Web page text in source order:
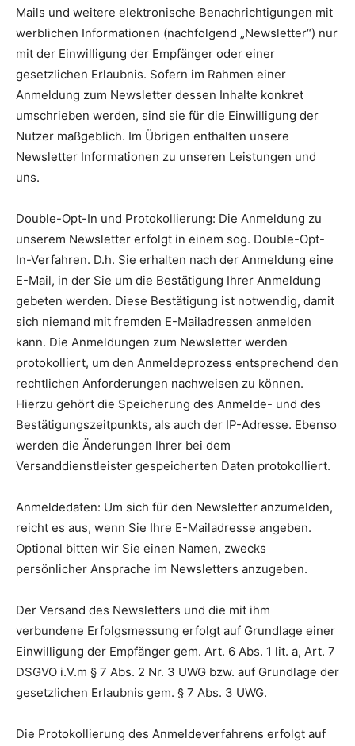
Mails und weitere elektronische Benachrichtigungen mit
werblichen Informationen (nachfolgend „Newsletter“) nur
mit der Einwilligung der Empfänger oder einer
gesetzlichen Erlaubnis. Sofern im Rahmen einer
Anmeldung zum Newsletter dessen Inhalte konkret
umschrieben werden, sind sie für die Einwilligung der
Nutzer maßgeblich. Im Übrigen enthalten unsere
Newsletter Informationen zu unseren Leistungen und
uns.
Double-Opt-In und Protokollierung: Die Anmeldung zu
unserem Newsletter erfolgt in einem sog. Double-Opt-
In-Verfahren. D.h. Sie erhalten nach der Anmeldung eine
E-Mail, in der Sie um die Bestätigung Ihrer Anmeldung
gebeten werden. Diese Bestätigung ist notwendig, damit
sich niemand mit fremden E-Mailadressen anmelden
kann. Die Anmeldungen zum Newsletter werden
protokolliert, um den Anmeldeprozess entsprechend den
rechtlichen Anforderungen nachweisen zu können.
Hierzu gehört die Speicherung des Anmelde- und des
Bestätigungszeitpunkts, als auch der IP-Adresse. Ebenso
werden die Änderungen Ihrer bei dem
Versanddienstleister gespeicherten Daten protokolliert.
Anmeldedaten: Um sich für den Newsletter anzumelden,
reicht es aus, wenn Sie Ihre E-Mailadresse angeben.
Optional bitten wir Sie einen Namen, zwecks
persönlicher Ansprache im Newsletters anzugeben.
Der Versand des Newsletters und die mit ihm
verbundene Erfolgsmessung erfolgt auf Grundlage einer
Einwilligung der Empfänger gem. Art. 6 Abs. 1 lit. a, Art. 7
DSGVO i.V.m § 7 Abs. 2 Nr. 3 UWG bzw. auf Grundlage der
gesetzlichen Erlaubnis gem. § 7 Abs. 3 UWG.
Die Protokollierung des Anmeldeverfahrens erfolgt auf